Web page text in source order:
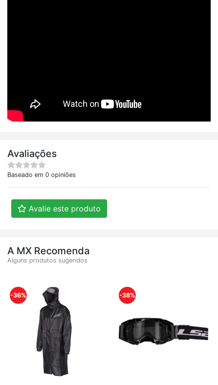
Avaliações
Baseado em 0 opiniões
Avalie este produto
A MX Recomenda
Alguns produtos sugeridos
-36% -38%